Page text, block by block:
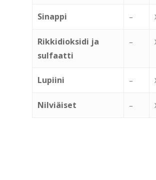
Sinappi –
Rikkidioksidi ja
sulfaatti
–
Lupiini –
Nilviäiset –